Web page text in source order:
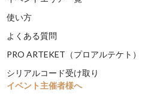
使い方
よくある質問
PRO ARTEKET（プロアルテケト）
シリアルコード受け取り
イベント主催者様へ